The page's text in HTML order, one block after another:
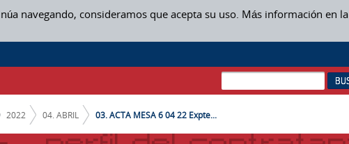
navegando, consideramos que acepta su uso. Más información en la
2022 04. ABRIL 03. ACTA MESA 6 04 22 Expte...